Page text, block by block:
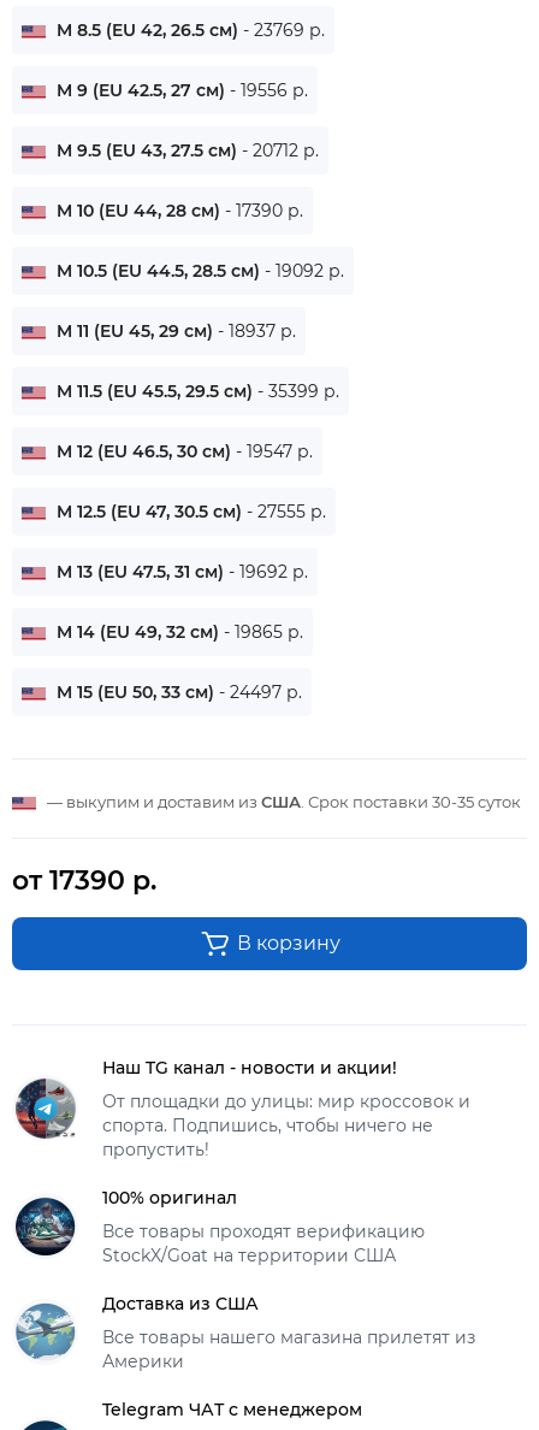
M 8.5 (EU 42, 26.5 см) - 23769 р.
M 9 (EU 42.5, 27 см) - 19556 р.
M 9.5 (EU 43, 27.5 см) - 20712 р.
M 10 (EU 44, 28 см) - 17390 р.
M 10.5 (EU 44.5, 28.5 см) - 19092 р.
M 11 (EU 45, 29 см) - 18937 р.
M 11.5 (EU 45.5, 29.5 см) - 35399 р.
M 12 (EU 46.5, 30 см) - 19547 р.
M 12.5 (EU 47, 30.5 см) - 27555 р.
M 13 (EU 47.5, 31 см) - 19692 р.
M 14 (EU 49, 32 см) - 19865 р.
M 15 (EU 50, 33 см) - 24497 р.
— выкупим и доставим из США . Срок поставки 30-35 суток
от 17390 р.
В корзину
Наш TG канал - новости и акции!
От площадки до улицы: мир кроссовок и
спорта. Подпишись, чтобы ничего не
пропустить!
100% оригинал
Все товары проходят верификацию
StockX/Goat на территории США
Доставка из США
Все товары нашего магазина прилетят из
Америки
Telegram ЧАТ с менеджером